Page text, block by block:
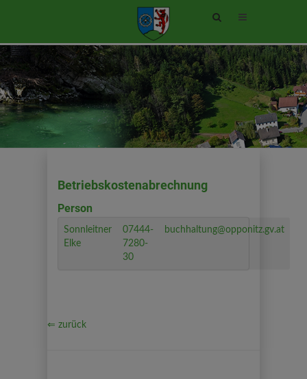
Site
toggle
Betriebskostenabrechnung
Person
Sonnleitner
Elke
07444-
7280-
30
buchhaltung@opponitz.gv.at
⇐ zurück